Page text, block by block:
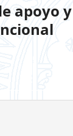
apoyo